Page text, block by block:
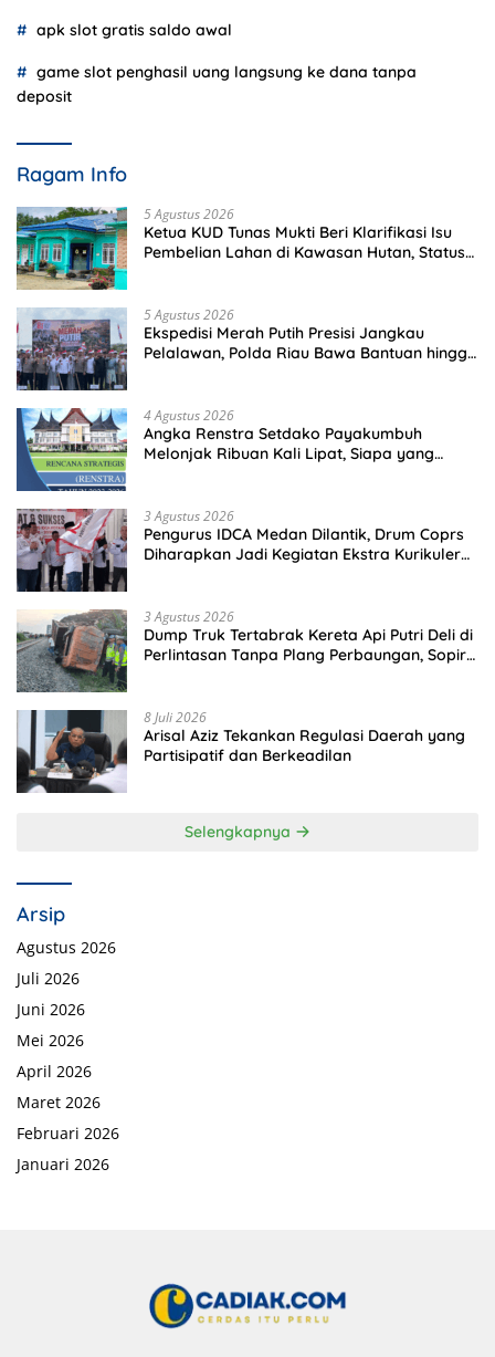
apk slot gratis saldo awal
game slot penghasil uang langsung ke dana tanpa
deposit
Ragam Info
5 Agustus 2026
Ketua KUD Tunas Mukti Beri Klarifikasi Isu
Pembelian Lahan di Kawasan Hutan, Status
5 Agustus 2026
Ekspedisi Merah Putih Presisi Jangkau
Pelalawan, Polda Riau Bawa Bantuan hingga
4 Agustus 2026
Angka Renstra Setdako Payakumbuh
Melonjak Ribuan Kali Lipat, Siapa yang
3 Agustus 2026
Pengurus IDCA Medan Dilantik, Drum Coprs
Diharapkan Jadi Kegiatan Ekstra Kurikuler
3 Agustus 2026
Dump Truk Tertabrak Kereta Api Putri Deli di
Perlintasan Tanpa Plang Perbaungan, Sopir
8 Juli 2026
Arisal Aziz Tekankan Regulasi Daerah yang
Partisipatif dan Berkeadilan
Selengkapnya
Arsip
Agustus 2026
Juli 2026
Juni 2026
Mei 2026
April 2026
Maret 2026
Februari 2026
Januari 2026